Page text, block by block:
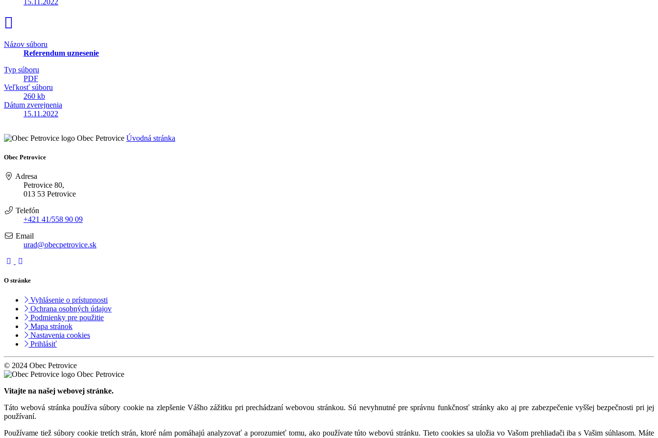
Názov súboru
Referendum uznesenie
Typ súboru
PDF
Veľkosť súboru
260 kb
Dátum zverejnenia
15.11.2022
Obec Petrovice Úvodná stránka
Obec Petrovice
Adresa
Petrovice 80,
013 53 Petrovice
Telefón
+421 41/558 90 09
Email
urad@obecpetrovice.sk
O stránke
Vyhlásenie o prístupnosti
Ochrana osobných údajov
Podmienky pre použitie
Mapa stránok
Nastavenia cookies
Prihlásiť
© 2024 Obec Petrovice
Obec Petrovice
Vitajte na našej webovej stránke.
Táto webová stránka používa súbory cookie na zlepšenie Vášho zážitku pri prechádzaní webovou stránkou. Sú nevyhnutné pre správnu funkčnosť stránky ako aj pre zabezpečenie vyššej bezpečnosti pri jej
používaní.
Používame tiež súbory cookie tretích strán, ktoré nám pomáhajú analyzovať a porozumieť tomu, ako používate túto webovú stránku. Tieto cookies sa uložia vo Vašom prehliadači iba s Vašim súhlasom. Máte